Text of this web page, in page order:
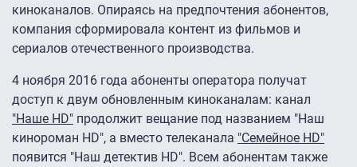
киноканалов. Опираясь на предпочтения абонентов,
компания сформировала контент из фильмов и
сериалов отечественного производства.
4 ноября 2016 года абоненты оператора получат
доступ к двум обновленным киноканалам: канал
"Наше HD" продолжит вещание под названием "Наш
кинороман HD", а вместо телеканала "Семейное HD"
появится "Наш детектив HD". Всем абонентам также